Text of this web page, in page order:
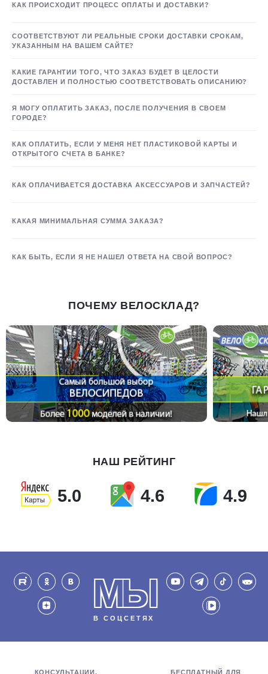
КАК ПРОИСХОДИТ ПРОЦЕСС ОПЛАТЫ И ДОСТАВКИ?
СООТВЕТСТВУЮТ ЛИ РЕАЛЬНЫЕ СРОКИ ДОСТАВКИ СРОКАМ,
УКАЗАННЫМ НА ВАШЕМ САЙТЕ?
КАКИЕ ГАРАНТИИ ТОГО, ЧТО ЗАКАЗ БУДЕТ В ЦЕЛОСТИ
ДОСТАВЛЕН И ПОЛНОСТЬЮ СООТВЕТСТВОВАТЬ ОПИСАНИЮ?
Я МОГУ ОПЛАТИТЬ ЗАКАЗ, ПОСЛЕ ПОЛУЧЕНИЯ В СВОЕМ
ГОРОДЕ?
КАК ОПЛАТИТЬ, ЕСЛИ У МЕНЯ НЕТ ПЛАСТИКОВОЙ КАРТЫ И
ОТКРЫТОГО СЧЕТА В БАНКЕ?
КАК ОПЛАЧИВАЕТСЯ ДОСТАВКА АКСЕССУАРОВ И ЗАПЧАСТЕЙ?
КАКАЯ МИНИМАЛЬНАЯ СУММА ЗАКАЗА?
КАК БЫТЬ, ЕСЛИ Я НЕ НАШЕЛ ОТВЕТА НА СВОЙ ВОПРОС?
ПОЧЕМУ ВЕЛОСКЛАД?
НАШ РЕЙТИНГ
5.0 4.6 4.9
МЫ
В СОЦСЕТЯХ
КОНСУЛЬТАЦИИ, БЕСПЛАТНЫЙ ДЛЯ